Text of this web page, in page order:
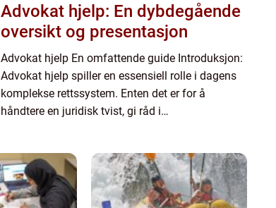
Advokat hjelp: En dybdegående
oversikt og presentasjon
Advokat hjelp En omfattende guide Introduksjon:
Advokat hjelp spiller en essensiell rolle i dagens
komplekse rettssystem. Enten det er for å
håndtere en juridisk tvist, gi råd i